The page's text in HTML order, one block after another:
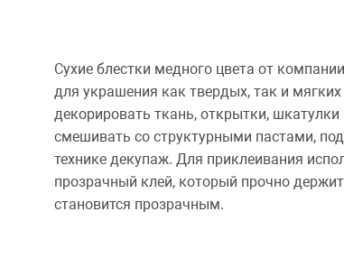
Сухие блестки медного цвета от
для украшения как твердых, так и
декорировать ткань, открытки,
смешивать со структурными пастами,
технике декупаж. Для приклеивания
прозрачный клей, который прочно
становится прозрачным.